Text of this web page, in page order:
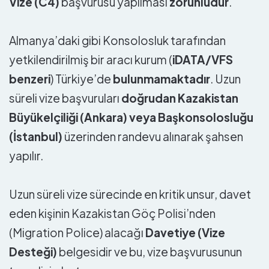
Almanya’daki gibi Konsolosluk tarafından
yetkilendirilmiş bir aracı kurum (iDATA/VFS
benzeri) Türkiye’de bulunmamaktadır. Uzun
süreli vize başvuruları doğrudan Kazakistan
Büyükelçiliği (Ankara) veya Başkonsolosluğu
(İstanbul) üzerinden randevu alınarak şahsen
yapılır.
Uzun süreli vize sürecinde en kritik unsur, davet
eden kişinin Kazakistan Göç Polisi’nden
(Migration Police) alacağı Davetiye (Vize
Desteği) belgesidir ve bu, vize başvurusunun